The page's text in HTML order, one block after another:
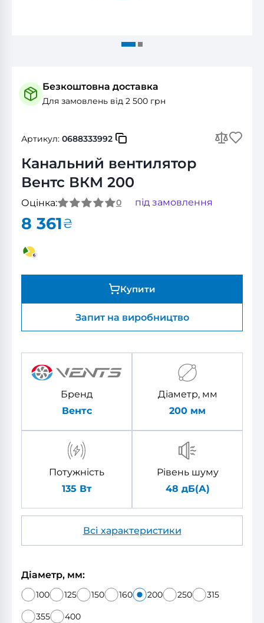
Безкоштовна доставка
Для замовлень від 2 500 грн
Артикул: 0688333992
Канальний вентилятор
Вентс ВКМ 200
Оцінка: 0 під замовлення
8 361₴
Купити
Запит на виробництво
Бренд
Вентс
Діаметр, мм
200 мм
Потужність
135 Вт
Рівень шуму
48 дБ(А)
Всі характеристики
Діаметр, мм:
100 125 150 160 200 250 315
355 400